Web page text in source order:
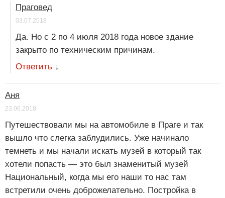
Праговед
03.07.2018
Да. Но с 2 по 4 июля 2018 года новое здание
закрыто по техническим причинам.
Ответить ↓
Аня
23.06.2018
Путешествовали мы на автомобиле в Праге и так
вышло что слегка заблудились. Уже начинало
темнеть и мы начали искать музей в который так
хотели попасть — это был знаменитый музей
Национальный, когда мы его наши то нас там
встретили очень доброжелательно. Постройка в